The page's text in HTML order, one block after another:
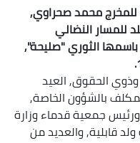
محمد صحراوي,
النضالي
الثوري "صليحة",
الحقوق, العيد
بالشؤون الخاصة,
جمعية قدماء وزارة
قابلية, والعديد من